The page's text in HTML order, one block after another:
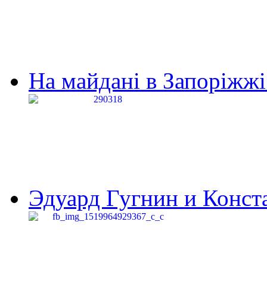
На майдані в
Эдуард Гугнин и